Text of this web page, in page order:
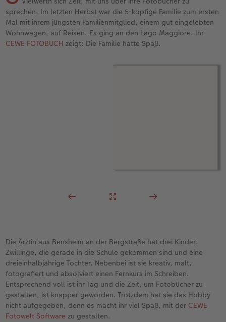
Foto-Kochbuch
Neuheiten
Neuheiten
Extras
Neuheiten
Extras
CEWE myPhotos
Neuheiten
Neuheiten
Neuheiten
sprechen. Im letzten Herbst war die 5-köpfige Familie zum ersten
Mal mit ihrem jüngsten Familienmitglied, einem gut eingelebten
Wohnwagen, auf Reisen. Es ging an den Lago Maggiore. Ihr
CEWE FOTOBUCH zeigt: Die Familie hatte Spaß.
Die Ärztin aus Bensheim an der Bergstraße hat drei Kinder:
Zwillinge, die gerade in die Schule gekommen sind und eine
dreieinhalbjährige Tochter. Nebenbei ist sie kreativ, malt,
fotografiert und absolviert einen Fernkurs im Schreiben.
Entsprechend voll ist ihr Tag und die Zeit, um Fotobücher zu
gestalten, ist knapper geworden. Trotzdem hat sie das Hobby
nicht aufgegeben, denn es macht ihr viel Spaß, mit der CEWE
Fotowelt Software zu gestalten.